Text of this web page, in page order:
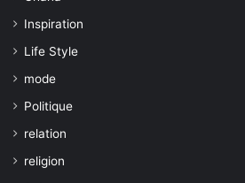
Inspiration
Life Style
mode
Politique
relation
religion